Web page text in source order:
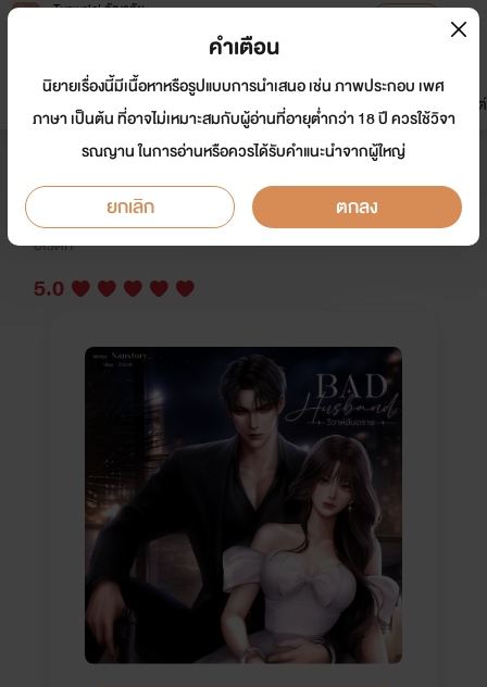
Tunwalai ธัญวลัย
หน้าแรก นิยาย อีบุ๊ก การ์ตูน
มาใหม่
ดรีมแชท ธัญลิสต์
BAD HUSBAND วิวาห์อันตราย
นักเขียน: Nanstory_ นักวาด: ZIXOR
อีโรติก
5.0
คำเตือน
นิยายเรื่องนี้มีเนื้อหาหรือรูปแบบการนำเสนอ เช่น ภาพประกอบ เพศ
ภาษา เป็นต้น ที่อาจไม่เหมาะสมกับผู้อ่านที่อายุต่ำกว่า 18 ปี ควรใช้วิจา
รณญาน ในการอ่านหรือควรได้รับคำแนะนำจากผู้ใหญ่
ยกเลิก ตกลง